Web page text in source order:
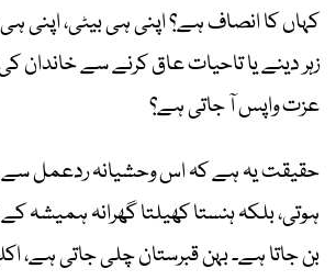
کہاں کا انصاف ہے؟ اپنی ہی بیٹی، اپنی ہی
زہر دینے یا تاحیات عاق کرنے سے خاندان
عزت واپس آ جاتی ہے؟
حقیقت یہ ہے کہ اس وحشیانہ ردعمل سے
ہوتی، بلکہ ہنستا کھیلتا گھرانہ ہمیشہ
بن جاتا ہے۔ بہن قبرستان چلی جاتی ہے،